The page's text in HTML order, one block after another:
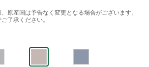
原産国は予告なく変更となる場合がございます。
了承ください。